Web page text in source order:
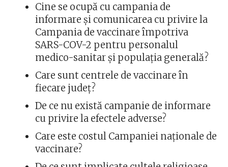
Cine se ocupă cu campania de
informare și comunicarea cu privire la
Campania de vaccinare împotriva
SARS-COV-2 pentru personalul
medico-sanitar și populația generală?
Care sunt centrele de vaccinare în
fiecare județ?
De ce nu există campanie de informare
cu privire la efectele adverse?
Care este costul Campaniei naționale de
vaccinare?